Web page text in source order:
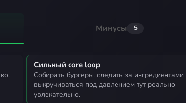
Минусы 5
Сильный core loop
собирать бургеры, следить за ингредиентами и
выкручиваться под давлением тут реально
увлекательно.